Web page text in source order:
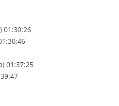
01:30:26
01:37:25